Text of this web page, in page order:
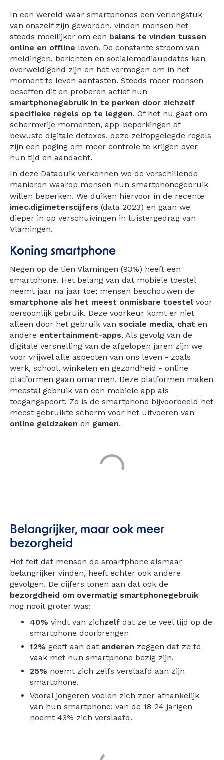
In een wereld waar smartphones een verlengstuk
van onszelf zijn geworden, vinden mensen het
steeds moeilijker om een balans te vinden tussen
online en offline leven. De constante stroom van
meldingen, berichten en socialemediaupdates kan
overweldigend zijn en het vermogen om in het
moment te leven aantasten. Steeds meer mensen
beseffen dit en proberen actief hun
smartphonegebruik in te perken door zichzelf
specifieke regels op te leggen. Of het nu gaat om
schermvrije momenten, app-beperkingen of
bewuste digitale detoxes, deze zelfopgelegde regels
zijn een poging om meer controle te krijgen over
hun tijd en aandacht.
In deze Dataduik verkennen we de verschillende
manieren waarop mensen hun smartphonegebruik
willen beperken. We duiken hiervoor in de recente
imec.digimeterscijfers (data 2023) en gaan we
dieper in op verschuivingen in luistergedrag van
Vlamingen.
Koning smartphone
Negen op de tien Vlamingen (93%) heeft een
smartphone. Het belang van dat mobiele toestel
neemt jaar na jaar toe; mensen beschouwen de
smartphone als het meest onmisbare toestel voor
persoonlijk gebruik. Deze voorkeur komt er niet
alleen door het gebruik van sociale media, chat en
andere entertainment-apps. Als gevolg van de
digitale versnelling van de afgelopen jaren zijn we
voor vrijwel alle aspecten van ons leven - zoals
werk, school, winkelen en gezondheid - online
platformen gaan omarmen. Deze platformen maken
meestal gebruik van een mobiele app als
toegangspoort. Zo is de smartphone bijvoorbeeld het
meest gebruikte scherm voor het uitvoeren van
online geldzaken en gamen.
Belangrijker, maar ook meer
bezorgheid
Het feit dat mensen de smartphone alsmaar
belangrijker vinden, heeft echter ook andere
gevolgen. De cijfers tonen aan dat ook de
bezorgdheid om overmatig smartphonegebruik
nog nooit groter was:
40% vindt van zichzelf dat ze te veel tijd op de
smartphone doorbrengen
12% geeft aan dat anderen zeggen dat ze te
vaak met hun smartphone bezig zijn.
25% noemt zich zelfs verslaafd aan zijn
smartphone.
Vooral jongeren voelen zich zeer afhankelijk
van hun smartphone: van de 18-24 jarigen
noemt 43% zich verslaafd.